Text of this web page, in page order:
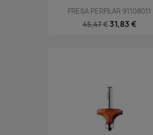
FRESA PERFILAR 91108011
45,47 € 31,83 €